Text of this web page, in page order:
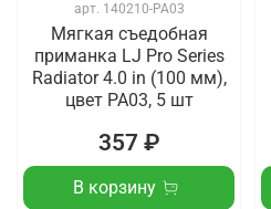
арт. 140210-PA03
Мягкая съедобная
приманка LJ Pro Series
Radiator 4.0 in (100 мм),
цвет PA03, 5 шт
357 ₽
В корзину